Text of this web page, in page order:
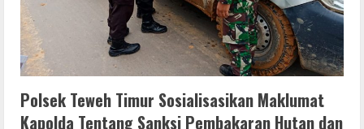
Polsek Teweh Timur Sosialisasikan Maklumat
Kapolda Tentang Sanksi Pembakaran Hutan dan